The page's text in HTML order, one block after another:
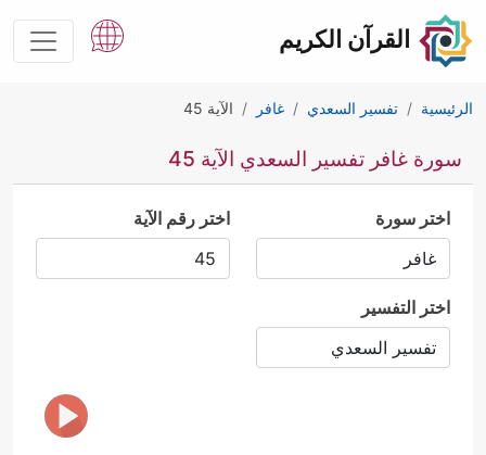
القرآن الكريم
الرئيسية تفسير السعدي غافر الآية 45
سورة غافر تفسير السعدي الآية 45
اختر سورة اختر رقم الآية
اختر التفسير